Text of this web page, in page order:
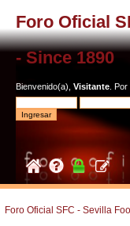
Foro Oficial
- Since 1890
Bienvenido(a), Visitante .
Foro Oficial SFC - Sevilla